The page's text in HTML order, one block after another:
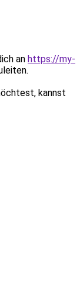
an https://my-
kannst